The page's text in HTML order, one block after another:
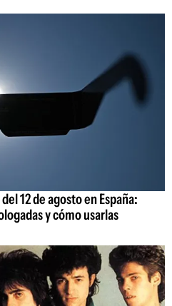
12 de agosto en España:
y cómo usarlas